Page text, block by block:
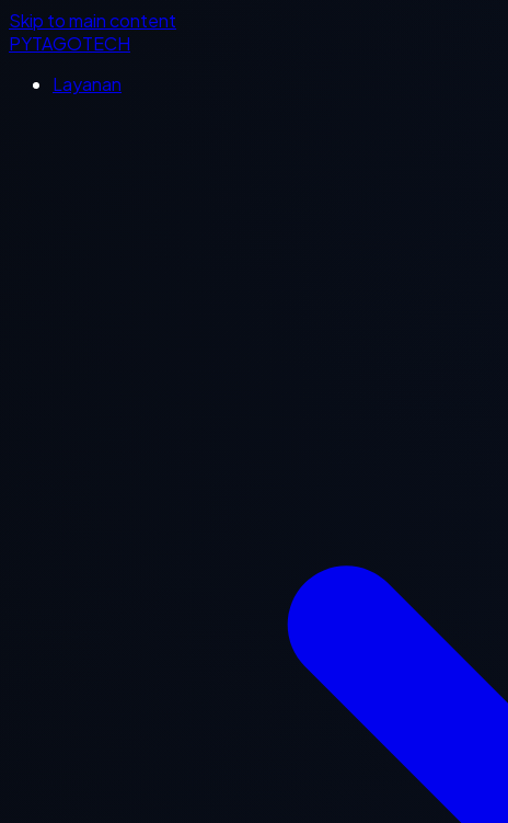
Skip to main content
PYTAGOTECH
Layanan